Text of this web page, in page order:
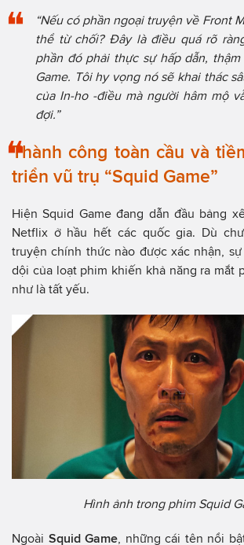
“Nếu có phần ngoại truyện về Front
thể từ chối? Đây là điều quá rõ
phần đó phải thực sự hấp dẫn,
Game. Tôi hy vọng nó sẽ khai thác
của In-ho -điều mà người hâm mộ
đợi.”
Thành công toàn cầu và
triển vũ trụ “Squid Game”
Hiện Squid Game đang dẫn đầu bảng
Netflix ở hầu hết các quốc gia. Dù
truyện chính thức nào được xác nhận,
dội của loạt phim khiến khả năng ra mắt
như là tất yếu.
Hình ảnh trong phim Squid
Ngoài Squid Game , những cái tên nổi